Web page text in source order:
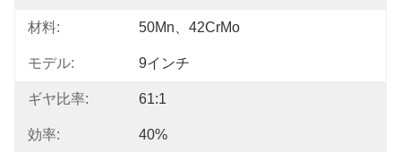
材料: 50Mn、42CrMo
モデル: 9インチ
ギヤ比率: 61:1
効率: 40%